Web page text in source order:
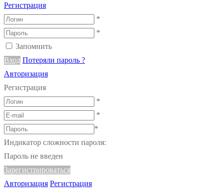
Регистрация
*
*
Запомнить
Вход Потеряли пароль ?
Авторизация
Регистрация
*
*
*
Индикатор сложности пароля:
Пароль не введен
Зарегистрироваться
Авторизация Регистрация